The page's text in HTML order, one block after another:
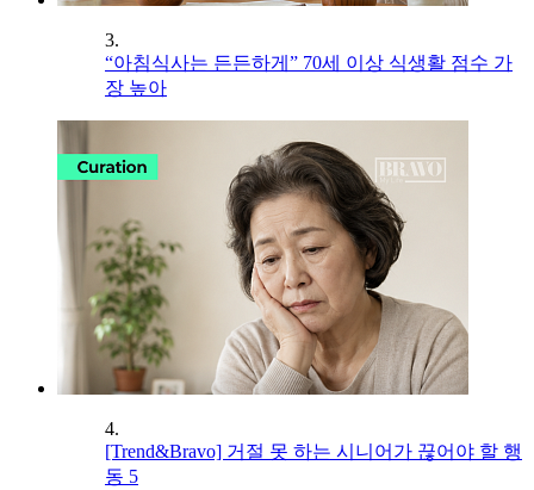
3.
“아침식사는 든든하게” 70세 이상 식생활 점수 가
장 높아
4.
[Trend&Bravo] 거절 못 하는 시니어가 끊어야 할 행
동 5